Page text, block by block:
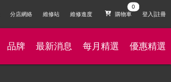
分店網絡 維修站 維修進度 購物車 登入|註冊
品牌 最新消息 每月精選 優惠精選